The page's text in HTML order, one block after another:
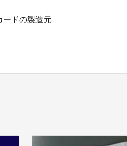
ードの製造元